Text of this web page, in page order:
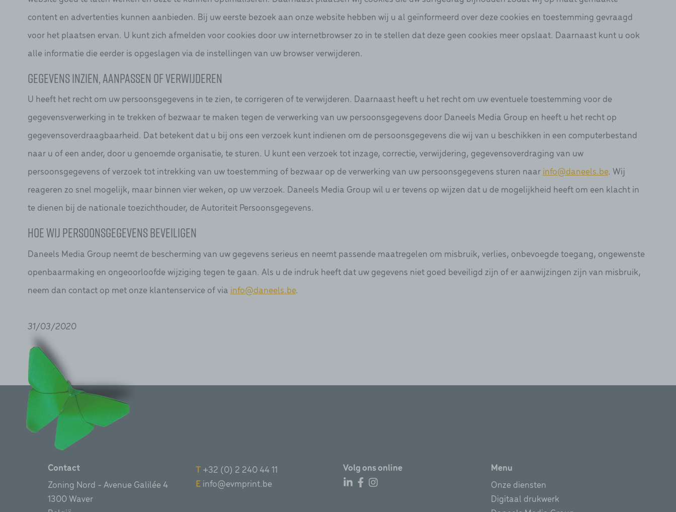
content en advertenties kunnen aanbieden. Bij uw eerste bezoek aan onze website hebben wij u al geïnformeerd over deze cookies en toestemming gevraagd
voor het plaatsen ervan. U kunt zich afmelden voor cookies door uw internetbrowser zo in te stellen dat deze geen cookies meer opslaat. Daarnaast kunt u ook
alle informatie die eerder is opgeslagen via de instellingen van uw browser verwijderen.
Gegevens inzien, aanpassen of verwijderen
U heeft het recht om uw persoonsgegevens in te zien, te corrigeren of te verwijderen. Daarnaast heeft u het recht om uw eventuele toestemming voor de
gegevensverwerking in te trekken of bezwaar te maken tegen de verwerking van uw persoonsgegevens door Daneels Media Group en heeft u het recht op
gegevensoverdraagbaarheid. Dat betekent dat u bij ons een verzoek kunt indienen om de persoonsgegevens die wij van u beschikken in een computerbestand
naar u of een ander, door u genoemde organisatie, te sturen. U kunt een verzoek tot inzage, correctie, verwijdering, gegevensoverdraging van uw
persoonsgegevens of verzoek tot intrekking van uw toestemming of bezwaar op de verwerking van uw persoonsgegevens sturen naar info@daneels.be. Wij
reageren zo snel mogelijk, maar binnen vier weken, op uw verzoek. Daneels Media Group wil u er tevens op wijzen dat u de mogelijkheid heeft om een klacht in
te dienen bij de nationale toezichthouder, de Autoriteit Persoonsgegevens.
Hoe wij persoonsgegevens beveiligen
Daneels Media Group neemt de bescherming van uw gegevens serieus en neemt passende maatregelen om misbruik, verlies, onbevoegde toegang, ongewenste
openbaarmaking en ongeoorloofde wijziging tegen te gaan. Als u de indruk heeft dat uw gegevens niet goed beveiligd zijn of er aanwijzingen zijn van misbruik,
neem dan contact op met onze klantenservice of via info@daneels.be.
31/03/2020
Contact
Zoning Nord - Avenue Galilée 4
1300 Waver
T +32 (0) 2 240 44 11
E info@evmprint.be
Volg ons online
Menu
Onze diensten
Digitaal drukwerk